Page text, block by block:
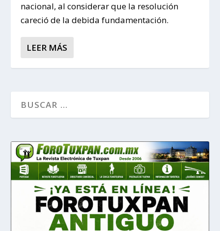
nacional, al considerar que la resolución
careció de la debida fundamentación.
LEER MÁS